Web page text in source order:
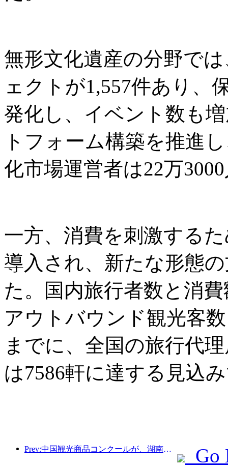
無形文化遺産の分野で
ェクトが1,557件あり、
発化し、イベント数も
トフォーム構築を推進
化市場運営者は22万
一方、消費を刺激する
導入され、新たな形態
た。国内旅行者数と消
アウトバウンド観光客
までに、全国の旅行代
は7586軒に達する見込
Prev:中国観光商品コンクールが、湖南省湘潭市にて盛況のうちに開催されました。
Go